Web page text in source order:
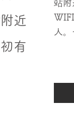
近
有
站附
人